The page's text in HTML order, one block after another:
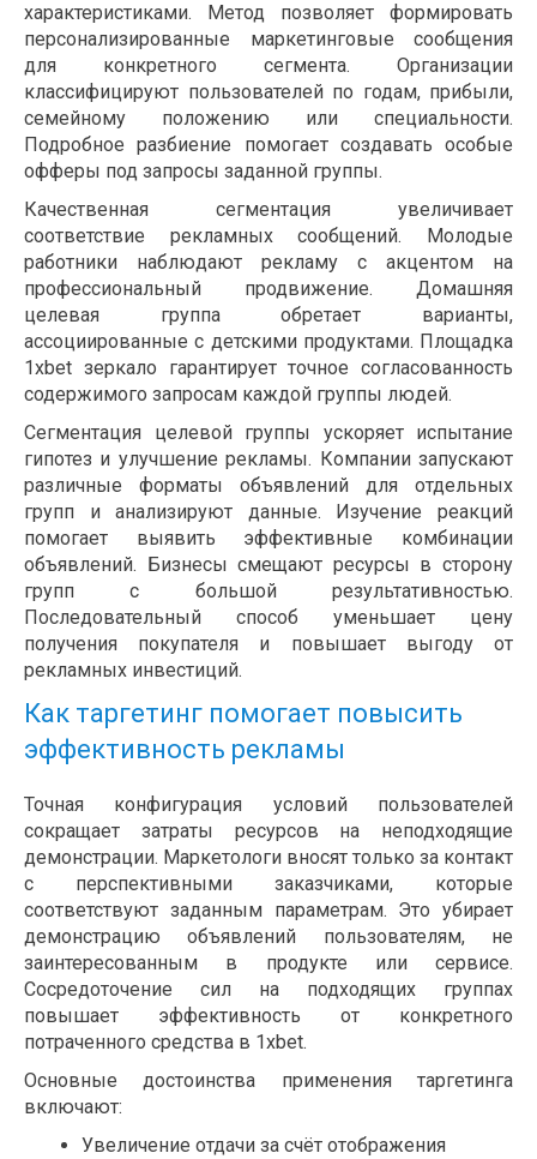
характеристиками. Метод позволяет формировать
персонализированные маркетинговые сообщения
для конкретного сегмента. Организации
классифицируют пользователей по годам, прибыли,
семейному положению или специальности.
Подробное разбиение помогает создавать особые
офферы под запросы заданной группы.
Качественная сегментация увеличивает
соответствие рекламных сообщений. Молодые
работники наблюдают рекламу с акцентом на
профессиональный продвижение. Домашняя
целевая группа обретает варианты,
ассоциированные с детскими продуктами. Площадка
1xbet зеркало гарантирует точное согласованность
содержимого запросам каждой группы людей.
Сегментация целевой группы ускоряет испытание
гипотез и улучшение рекламы. Компании запускают
различные форматы объявлений для отдельных
групп и анализируют данные. Изучение реакций
помогает выявить эффективные комбинации
объявлений. Бизнесы смещают ресурсы в сторону
групп с большой результативностью.
Последовательный способ уменьшает цену
получения покупателя и повышает выгоду от
рекламных инвестиций.
Как таргетинг помогает повысить
эффективность рекламы
Точная конфигурация условий пользователей
сокращает затраты ресурсов на неподходящие
демонстрации. Маркетологи вносят только за контакт
с перспективными заказчиками, которые
соответствуют заданным параметрам. Это убирает
демонстрацию объявлений пользователям, не
заинтересованным в продукте или сервисе.
Сосредоточение сил на подходящих группах
повышает эффективность от конкретного
потраченного средства в 1xbet.
Основные достоинства применения таргетинга
включают:
Увеличение отдачи за счёт отображения